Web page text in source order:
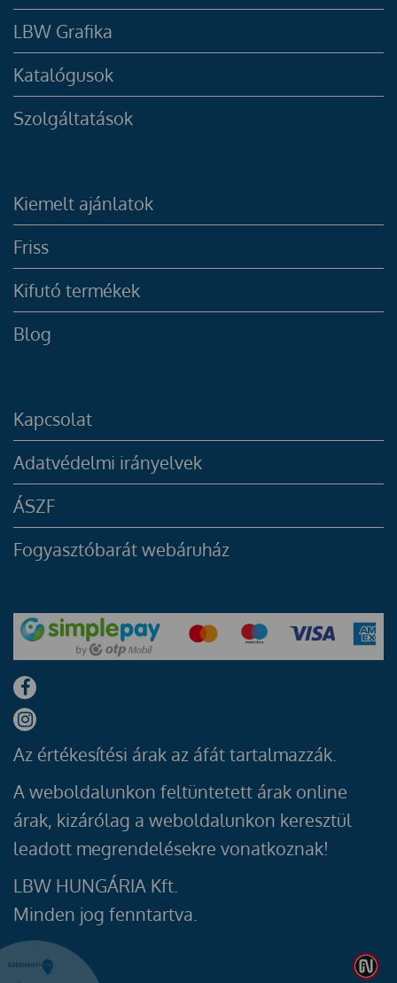
LBW Grafika
Katalógusok
Szolgáltatások
Kiemelt ajánlatok
Friss
Kifutó termékek
Blog
Kapcsolat
Adatvédelmi irányelvek
ÁSZF
Fogyasztóbarát webáruház
Az értékesítési árak az áfát tartalmazzák.
A weboldalunkon feltüntetett árak online
árak, kizárólag a weboldalunkon keresztül
leadott megrendelésekre vonatkoznak!
LBW HUNGÁRIA Kft.
Minden jog fenntartva.